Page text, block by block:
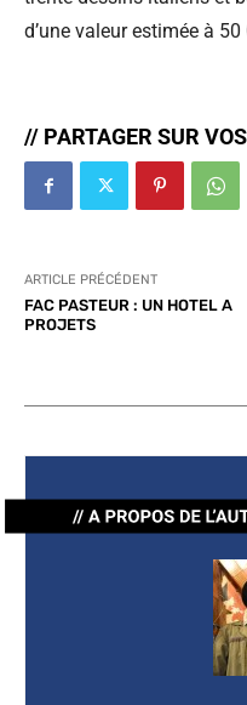
d’une valeur estimée à
// PARTAGER SUR
ARTICLE PRÉCÉDENT
FAC PASTEUR : UN HOTEL A
PROJETS